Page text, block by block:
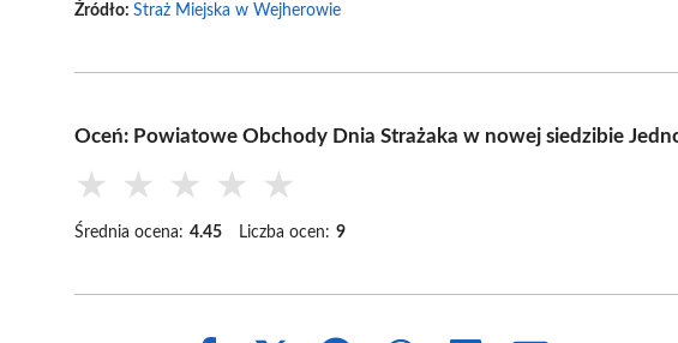
Źródło: Straż Miejska w Wejherowie
Oceń: Powiatowe Obchody Dnia Strażaka w nowej siedzibie
★ ★ ★ ★ ★
Średnia ocena: 4.45 Liczba ocen: 9